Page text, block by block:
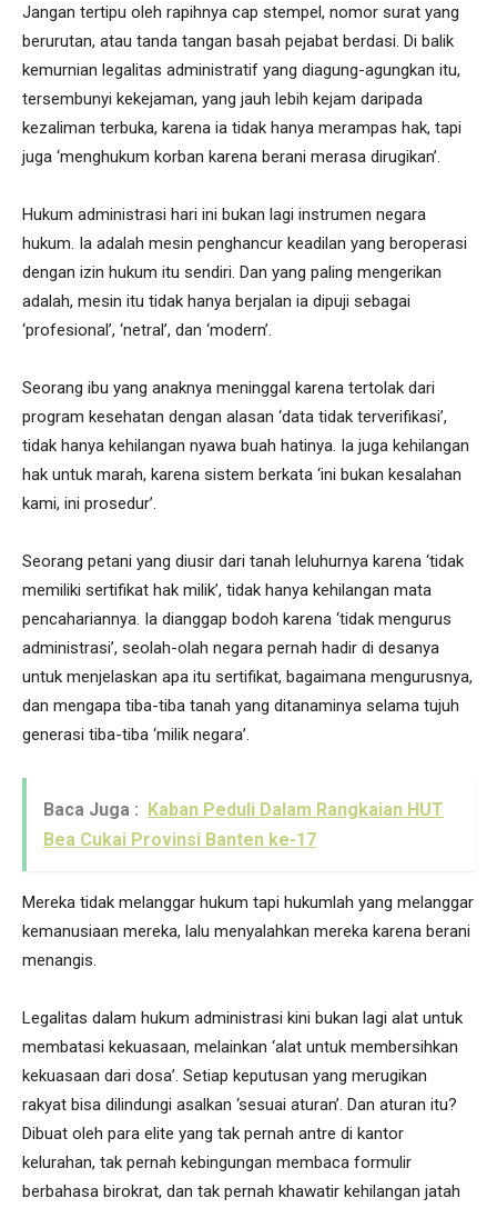
Jangan tertipu oleh rapihnya cap stempel, nomor surat yang
berurutan, atau tanda tangan basah pejabat berdasi. Di balik
kemurnian legalitas administratif yang diagung-agungkan itu,
tersembunyi kekejaman, yang jauh lebih kejam daripada
kezaliman terbuka, karena ia tidak hanya merampas hak, tapi
juga ‘menghukum korban karena berani merasa dirugikan’.
Hukum administrasi hari ini bukan lagi instrumen negara
hukum. Ia adalah mesin penghancur keadilan yang beroperasi
dengan izin hukum itu sendiri. Dan yang paling mengerikan
adalah, mesin itu tidak hanya berjalan ia dipuji sebagai
‘profesional’, ‘netral’, dan ‘modern’.
Seorang ibu yang anaknya meninggal karena tertolak dari
program kesehatan dengan alasan ‘data tidak terverifikasi’,
tidak hanya kehilangan nyawa buah hatinya. Ia juga kehilangan
hak untuk marah, karena sistem berkata ‘ini bukan kesalahan
kami, ini prosedur’.
Seorang petani yang diusir dari tanah leluhurnya karena ‘tidak
memiliki sertifikat hak milik’, tidak hanya kehilangan mata
pencahariannya. Ia dianggap bodoh karena ‘tidak mengurus
administrasi’, seolah-olah negara pernah hadir di desanya
untuk menjelaskan apa itu sertifikat, bagaimana mengurusnya,
dan mengapa tiba-tiba tanah yang ditanaminya selama tujuh
generasi tiba-tiba ‘milik negara’.
Baca Juga : Kaban Peduli Dalam Rangkaian HUT
Bea Cukai Provinsi Banten ke-17
Mereka tidak melanggar hukum tapi hukumlah yang melanggar
kemanusiaan mereka, lalu menyalahkan mereka karena berani
menangis.
Legalitas dalam hukum administrasi kini bukan lagi alat untuk
membatasi kekuasaan, melainkan ‘alat untuk membersihkan
kekuasaan dari dosa’. Setiap keputusan yang merugikan
rakyat bisa dilindungi asalkan ‘sesuai aturan’. Dan aturan itu?
Dibuat oleh para elite yang tak pernah antre di kantor
kelurahan, tak pernah kebingungan membaca formulir
berbahasa birokrat, dan tak pernah khawatir kehilangan jatah